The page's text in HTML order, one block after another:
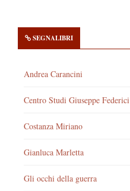
SEGNALIBRI
Andrea Carancini
Centro Studi Giuseppe Federici
Costanza Miriano
Gianluca Marletta
Gli occhi della guerra